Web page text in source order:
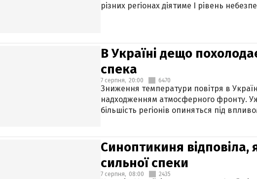
різних регіонах діятиме І рівень
В Україні дещо
спека
7 серпня, 20:00 6470
Зниження температури повітря в
надходженням атмосферного фронту.
більшість регіонів опиняться під
Синоптикиня відповіла,
сильної спеки
7 серпня, 08:00 2435